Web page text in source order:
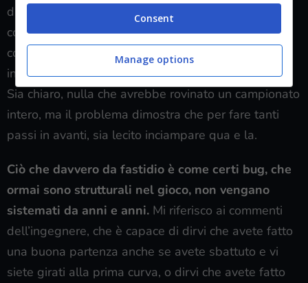
dall’uscita, il gioco presentava problemi casuali
come la squalifica a fine gara, anche se non si era
commessa alcuna irregolarità, o come macchine
intere o facce dei piloti che non venivano caricate.
Sia chiaro, nulla che avrebbe rovinato un campionato
intero, ma il problema dimostra che per fare tanti
passi in avanti, sia lecito inciampare qua e la.
Ciò che davvero da fastidio è come certi bug, che
ormai sono strutturali nel gioco, non vengano
sistemati da anni e anni. Mi riferisco ai commenti
dell’ingegnere, che è capace di dirvi che avete fatto
una buona partenza anche se avete sbattuto e vi
siete girati alla prima curva, o dirvi che avete fatto
Consent
Manage options